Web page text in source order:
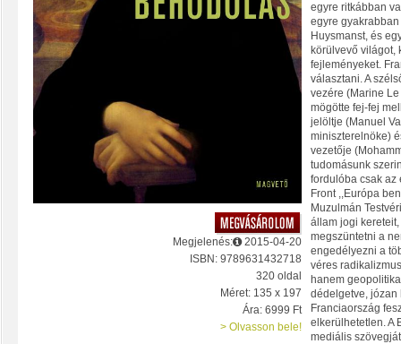
Megjelenés:
2015-04-20
ISBN: 9789631432718
320 oldal
Méret: 135 x 197
Ára: 6999 Ft
> Olvasson bele!
egyre ritkábban
egyre
Huysmanst, és
körülvevő világot,
fejleményeket.
választani. A
vezére (Marine
mögötte fej-fej
jelöltje (Manuel
miniszterelnöke)
vezetője
tudomásunk
fordulóba csak az
Front ,,Európa
Muzulmán
állam jogi
megszüntetni a
engedélyezni a
véres
hanem
dédelgetve, józan
Franciaország
elkerülhetetlen. A
mediális